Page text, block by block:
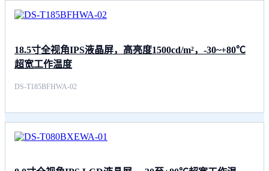
18.5寸全视角IPS液晶屏，高亮度1500cd/m²，-30~+80℃
超宽工作温度
DS-T185BFHWA-02